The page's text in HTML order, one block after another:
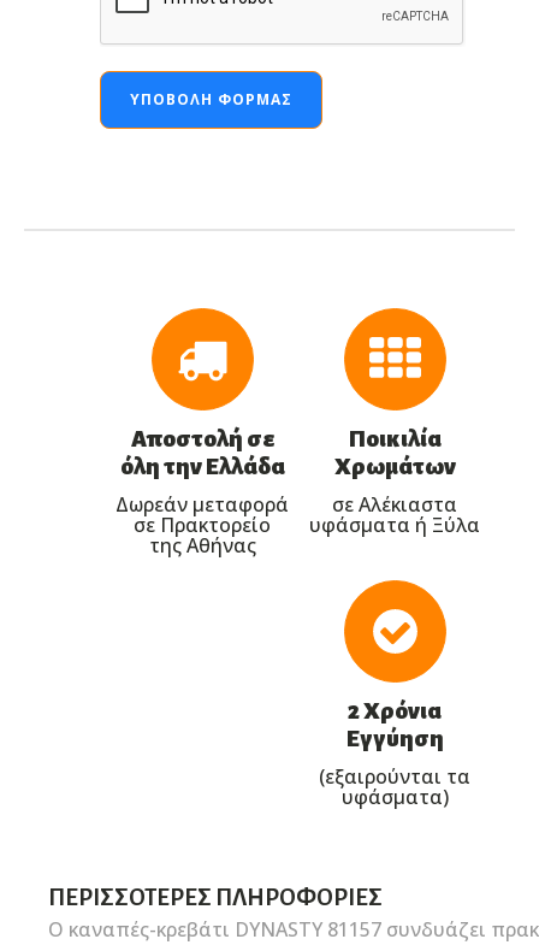
ΥΠΟΒΟΛΉ ΦΌΡΜΑΣ
Αποστολή σε
όλη την Ελλάδα
Δωρεάν μεταφορά
σε Πρακτορείο
της Αθήνας
Ποικιλία
Χρωμάτων
σε Αλέκιαστα
υφάσματα ή Ξύλα
2 Χρόνια
Εγγύηση
(εξαιρούνται τα
υφάσματα)
ΠΕΡΙΣΣΌΤΕΡΕΣ ΠΛΗΡΟΦΟΡΊΕΣ
Ο καναπές-κρεβάτι DYNASTY 81157 συνδυάζει